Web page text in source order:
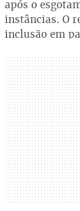
após o
instâncias. O
inclusão em